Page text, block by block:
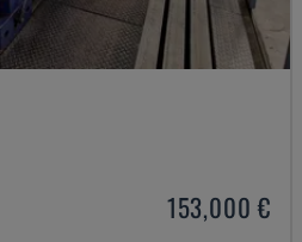
153,000 €